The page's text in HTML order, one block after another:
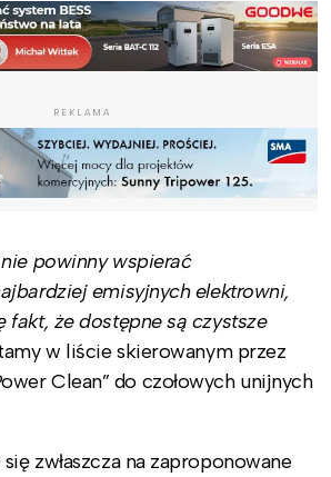
REKLAMA
powinny wspierać
emisyjnych elektrowni,
fakt, że dostępne są czystsze
w liście skierowanym przez
Clean” do czołowych unijnych
zwłaszcza na zaproponowane